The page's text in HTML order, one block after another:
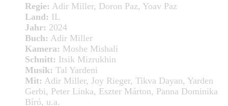
Regie: Adir Miller, Doron Paz, Yoav Paz
Land: IL
Jahr: 2024
Buch: Adir Miller
Kamera: Moshe Mishali
Schnitt: Itsik Mizrukhin
Musik: Tal Yardeni
Mit: Adir Miller, Joy Rieger, Tikva Dayan, Yarden
Gerbi, Peter Linka, Eszter Márton, Panna Dominika
Bíró, u.a.